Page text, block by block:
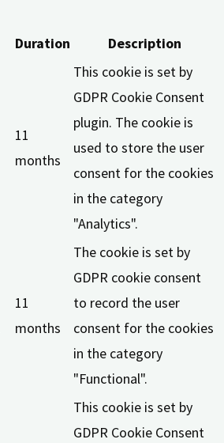
Duration Description
11
months
This cookie is set by
GDPR Cookie Consent
plugin. The cookie is
used to store the user
consent for the cookies
in the category
"Analytics".
11
months
The cookie is set by
GDPR cookie consent
to record the user
consent for the cookies
in the category
"Functional".
This cookie is set by
GDPR Cookie Consent